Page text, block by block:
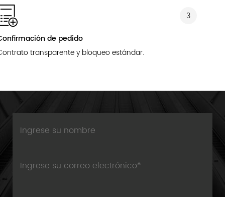
Industria 4.0 Fabricación de